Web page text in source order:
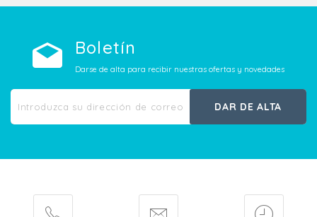
Boletín
Darse de alta para recibir nuestras ofertas y novedades
DAR DE ALTA